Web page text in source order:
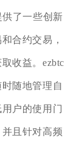
供了一些创新
合约交易，
收益。ezbtc
随地管理自
户的使用门
且针对高频